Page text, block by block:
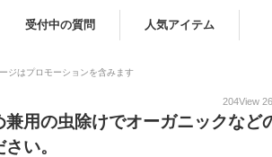
受付中の質問 人気アイテム
ジはプロモーションを含みます
204View 26
用の虫除けでオーガニックなど
い。